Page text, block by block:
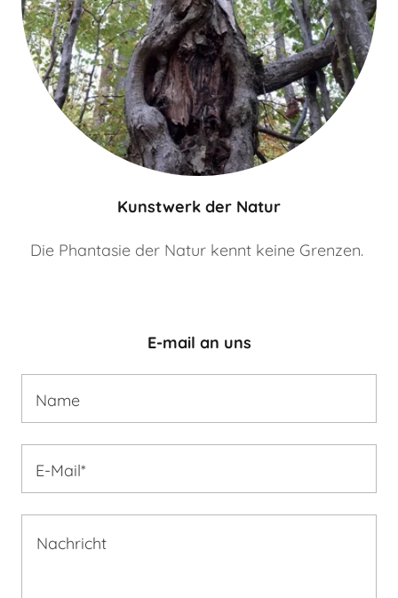
Kunstwerk der Natur
Die Phantasie der Natur kennt keine Grenzen.
E-mail an uns
Name
E-Mail*